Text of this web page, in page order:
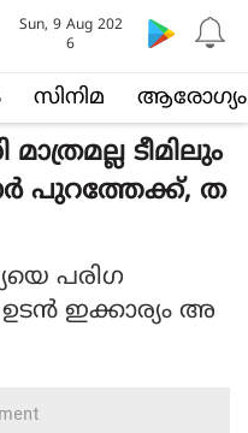
സിനിമ ആരോഗ്യം
Sun, 9 Aug 202
6
ടീമിലും
പുറത്തേക്ക്, ത
പരിഗ
ഇക്കാര്യം അ